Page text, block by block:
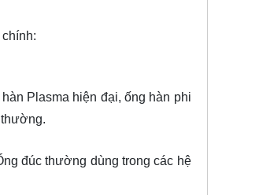
Plasma hiện đại, ống hàn phi
đúc thường dùng trong các hệ